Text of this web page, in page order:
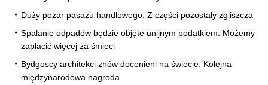
Duży pożar pasażu handlowego. Z części pozostały zgliszcza
Spalanie odpadów będzie objęte unijnym podatkiem. Możemy
zapłacić więcej za śmieci
Bydgoscy architekci znów docenieni na świecie. Kolejna
międzynarodowa nagroda